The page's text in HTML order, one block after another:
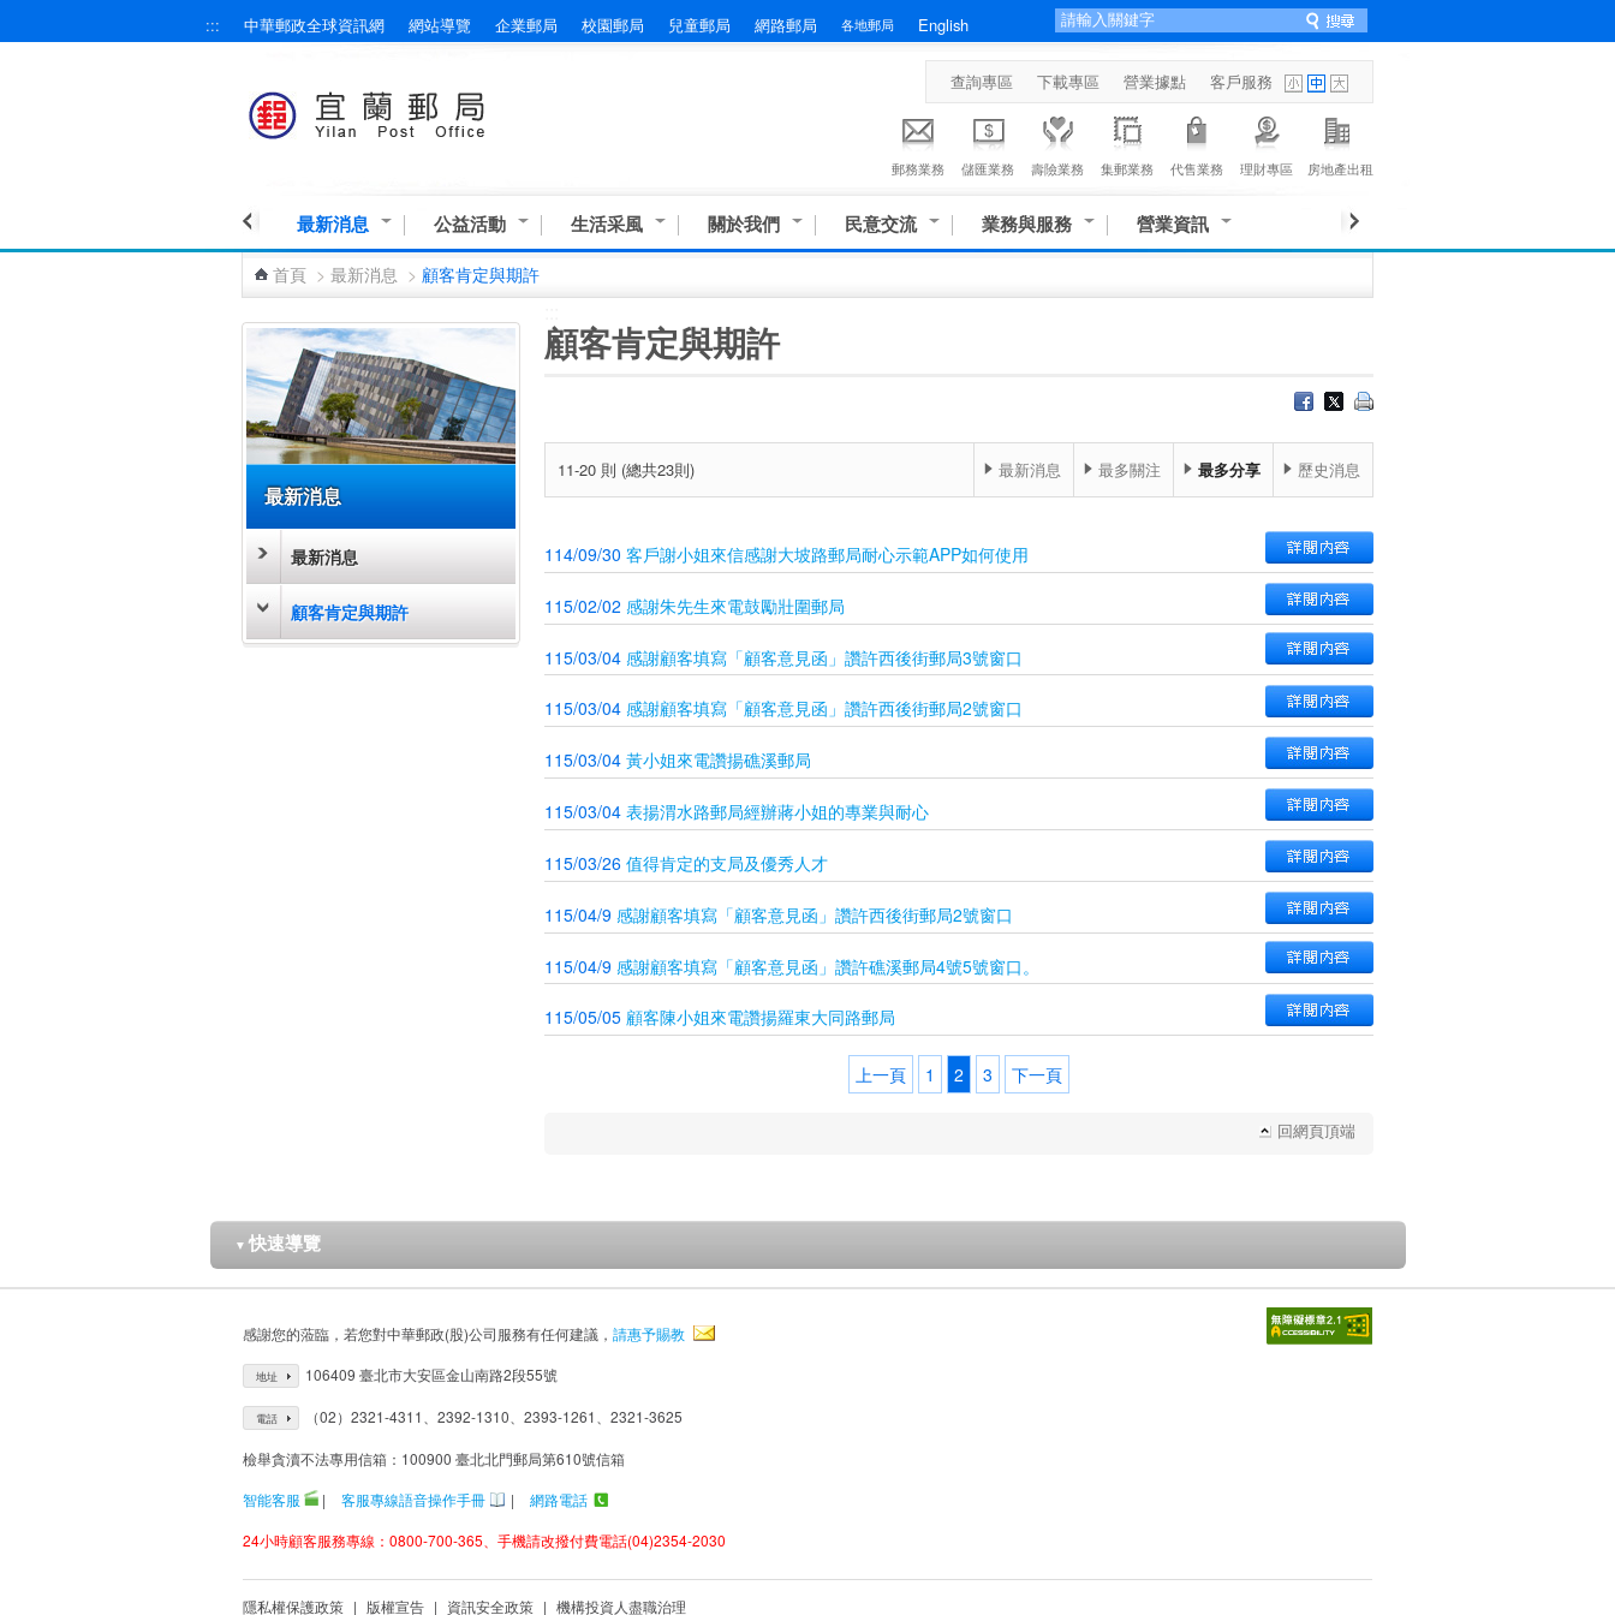
::: 中華郵政全球資訊網 網站導覽 企業郵局 校園郵局 兒童郵局 網路郵局 各地郵局 English
查詢專區 下載專區 營業據點 客戶服務
郵務業務 儲匯業務 壽險業務 集郵業務 代售業務 理財專區 房地產出租
最新消息 公益活動 生活采風 關於我們 民意交流 業務與服務 營業資訊
首頁 > 最新消息 > 顧客肯定與期許
最新消息
最新消息
顧客肯定與期許
顧客肯定與期許
11-20 則 (總共23則) 最新消息 最多關注 最多分享 歷史消息
114/09/30 客戶謝小姐來信感謝大坡路郵局耐心示範APP如何使用
115/02/02 感謝朱先生來電鼓勵壯圍郵局
115/03/04 感謝顧客填寫「顧客意見函」讚許西後街郵局3號窗口
115/03/04 感謝顧客填寫「顧客意見函」讚許西後街郵局2號窗口
115/03/04 黃小姐來電讚揚礁溪郵局
115/03/04 表揚渭水路郵局經辦蔣小姐的專業與耐心
115/03/26 值得肯定的支局及優秀人才
115/04/9 感謝顧客填寫「顧客意見函」讚許西後街郵局2號窗口
115/04/9 感謝顧客填寫「顧客意見函」讚許礁溪郵局4號5號窗口。
115/05/05 顧客陳小姐來電讚揚羅東大同路郵局
上一頁 1 2 3 下一頁
回網頁頂端
▼ 快速導覽
感謝您的蒞臨，若您對中華郵政(股)公司服務有任何建議， 請惠予賜教
地址 106409 臺北市大安區金山南路2段55號
電話 （02）2321-4311、2392-1310、2393-1261、2321-3625
檢舉貪瀆不法專用信箱：100900 臺北北門郵局第610號信箱
智能客服
| 客服專線語音操作手冊 |
網路電話
24小時顧客服務專線：0800-700-365、手機請改撥付費電話(04)2354-2030
隱私權保護政策 | 版權宣告 | 資訊安全政策 | 機構投資人盡職治理